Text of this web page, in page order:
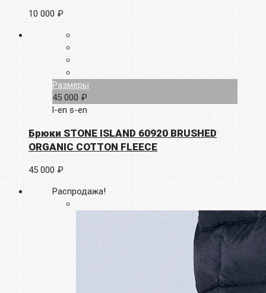
10 000 ₽
Размеры
45 000 ₽
l-en s-en
Брюки STONE ISLAND 60920 BRUSHED
ORGANIC COTTON FLEECE
45 000 ₽
Распродажа!